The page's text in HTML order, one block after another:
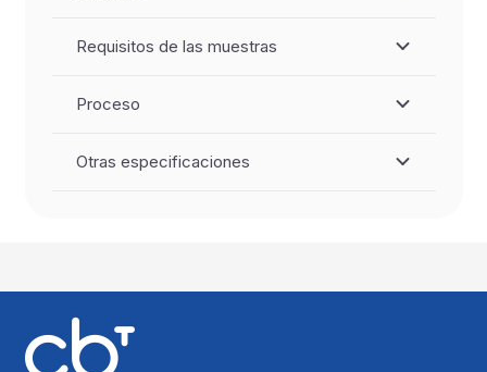
Requisitos de las muestras
Proceso
Otras especificaciones